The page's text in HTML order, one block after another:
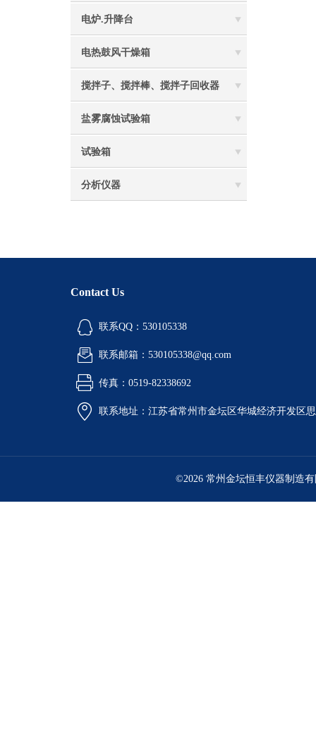
电炉.升降台
电热鼓风干燥箱
搅拌子、搅拌棒、搅拌子回收器
盐雾腐蚀试验箱
试验箱
分析仪器
Contact Us
联系QQ：530105338
联系邮箱：530105338@qq.com
传真：0519-82338692
联系地址：江苏省常州市金坛区华城经济开发区
©2026 常州金坛恒丰仪器制造